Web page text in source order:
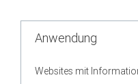
Anwendung
Websites mit